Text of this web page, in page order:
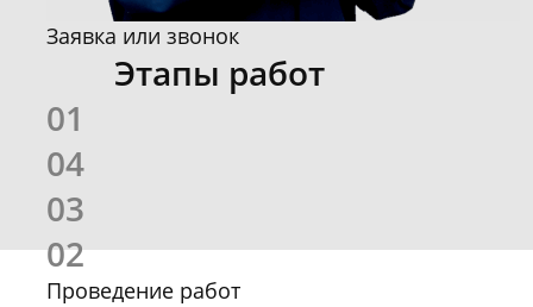
Заявка или звонок
Этапы работ
01
04
03
02
Проведение работ